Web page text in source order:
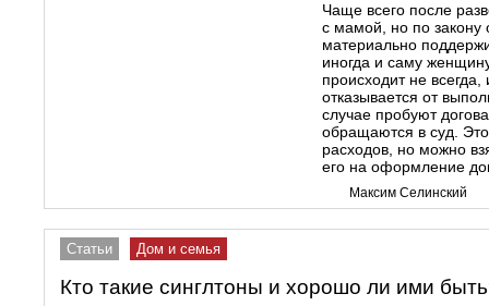
Чаще всего после
с мамой, но по закону
материально
иногда и саму
происходит не
отказывается от
случае пробуют
обращаются в суд.
расходов, но можно
его на оформление
Максим Селинский
Статьи Дом и семья
Кто такие синглтоны и хорошо ли ими